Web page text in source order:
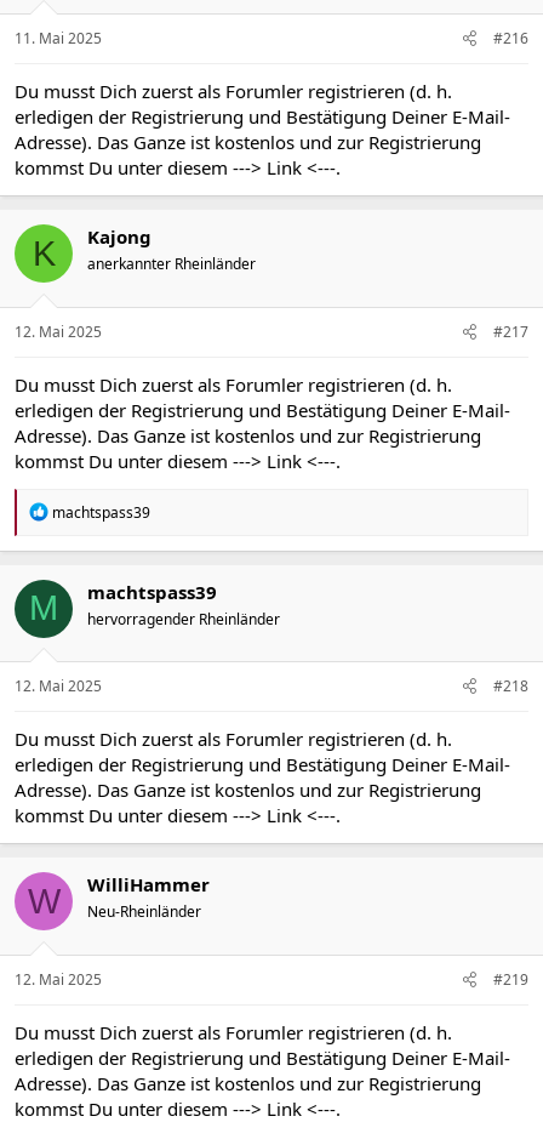
e
n
11. Mai 2025 #216
Du musst Dich zuerst als Forumler registrieren (d. h.
erledigen der Registrierung und Bestätigung Deiner E-Mail-
Adresse). Das Ganze ist kostenlos und zur Registrierung
kommst Du unter diesem ---> Link <---.
K Kajong
anerkannter Rheinländer
12. Mai 2025 #217
Du musst Dich zuerst als Forumler registrieren (d. h.
erledigen der Registrierung und Bestätigung Deiner E-Mail-
Adresse). Das Ganze ist kostenlos und zur Registrierung
kommst Du unter diesem ---> Link <---.
R
a
t
i
o
e
n
machtspass39
M machtspass39
hervorragender Rheinländer
12. Mai 2025 #218
Du musst Dich zuerst als Forumler registrieren (d. h.
erledigen der Registrierung und Bestätigung Deiner E-Mail-
Adresse). Das Ganze ist kostenlos und zur Registrierung
kommst Du unter diesem ---> Link <---.
W WilliHammer
Neu-Rheinländer
12. Mai 2025 #219
Du musst Dich zuerst als Forumler registrieren (d. h.
erledigen der Registrierung und Bestätigung Deiner E-Mail-
Adresse). Das Ganze ist kostenlos und zur Registrierung
kommst Du unter diesem ---> Link <---.